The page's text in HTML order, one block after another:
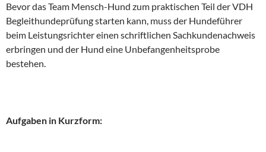
Bevor das Team Mensch-Hund zum praktischen Teil der VDH
Begleithundeprüfung starten kann, muss der Hundeführer
beim Leistungsrichter einen schriftlichen Sachkundenachweis
erbringen und der Hund eine Unbefangenheitsprobe
bestehen.
Aufgaben in Kurzform: